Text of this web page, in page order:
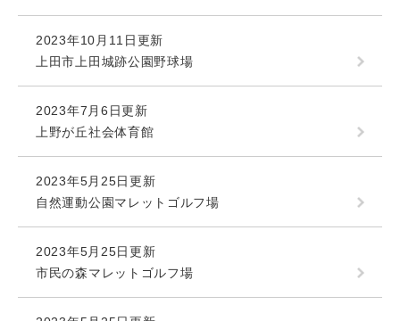
2023年10月11日更新
上田市上田城跡公園野球場
2023年7月6日更新
上野が丘社会体育館
2023年5月25日更新
自然運動公園マレットゴルフ場
2023年5月25日更新
市民の森マレットゴルフ場